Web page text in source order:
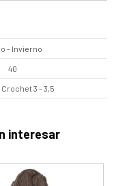
- Invierno
40
3 - 3,5
interesar